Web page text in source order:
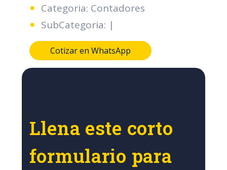
Categoria: Contadores
SubCategoria: |
Cotizar en WhatsApp
Llena este corto
formulario para